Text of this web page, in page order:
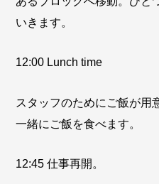
いきます。
12:00 Lunch time
スタッフのためにご飯が用
一緒にご飯を食べます。
12:45 仕事再開。